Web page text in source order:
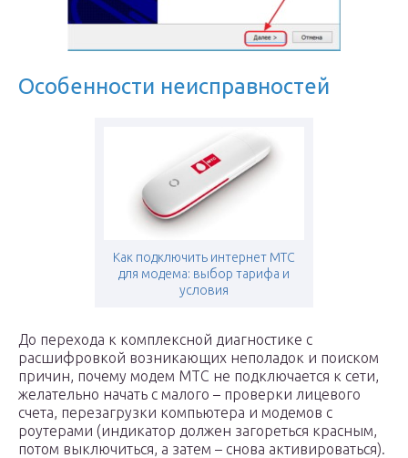
Особенности неисправностей
Как подключить интернет МТС
для модема: выбор тарифа и
условия
До перехода к комплексной диагностике с
расшифровкой возникающих неполадок и поиском
причин, почему модем МТС не подключается к сети,
желательно начать с малого – проверки лицевого
счета, перезагрузки компьютера и модемов с
роутерами (индикатор должен загореться красным,
потом выключиться, а затем – снова активироваться).